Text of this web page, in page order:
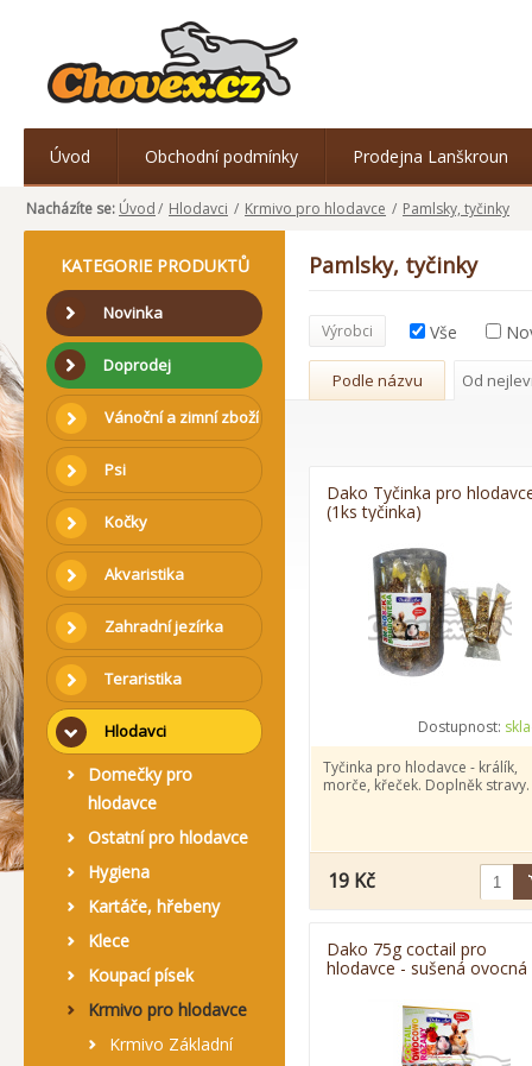
Úvod Obchodní podmínky Prodejna Lanškroun
Nacházíte se: Úvod/ Hlodavci / Krmivo pro hlodavce / Pamlsky, tyčinky
KATEGORIE PRODUKTŮ
Novinka
Doprodej
Vánoční a zimní zboží
Psi
Kočky
Akvaristika
Zahradní jezírka
Teraristika
Hlodavci
Domečky pro
hlodavce
Ostatní pro hlodavce
Hygiena
Kartáče, hřebeny
Klece
Koupací písek
Krmivo pro hlodavce
Krmivo Základní
Pamlsky, tyčinky
Výrobci Vše
Podle názvu Od
Dako Tyčinka pro
(1ks tyčinka)
Dostupnost:
Tyčinka pro hlodavce - králík,
morče, křeček. Doplněk stravy.
19 Kč
Dako 75g coctail pro
hlodavce - sušená ovocná